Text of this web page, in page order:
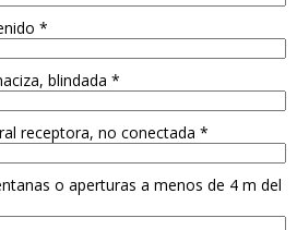
*
blindada *
receptora, no conectada *
o aperturas a menos de 4 m del